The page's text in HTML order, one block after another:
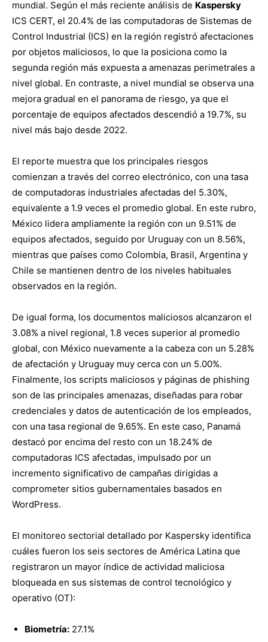
mundial. Según el más reciente análisis de Kaspersky
ICS CERT, el 20.4% de las computadoras de Sistemas de
Control Industrial (ICS) en la región registró afectaciones
por objetos maliciosos, lo que la posiciona como la
segunda región más expuesta a amenazas perimetrales a
nivel global. En contraste, a nivel mundial se observa una
mejora gradual en el panorama de riesgo, ya que el
porcentaje de equipos afectados descendió a 19.7%, su
nivel más bajo desde 2022.
El reporte muestra que los principales riesgos
comienzan a través del correo electrónico, con una tasa
de computadoras industriales afectadas del 5.30%,
equivalente a 1.9 veces el promedio global. En este rubro,
México lidera ampliamente la región con un 9.51% de
equipos afectados, seguido por Uruguay con un 8.56%,
mientras que países como Colombia, Brasil, Argentina y
Chile se mantienen dentro de los niveles habituales
observados en la región.
De igual forma, los documentos maliciosos alcanzaron el
3.08% a nivel regional, 1.8 veces superior al promedio
global, con México nuevamente a la cabeza con un 5.28%
de afectación y Uruguay muy cerca con un 5.00%.
Finalmente, los scripts maliciosos y páginas de phishing
son de las principales amenazas, diseñadas para robar
credenciales y datos de autenticación de los empleados,
con una tasa regional de 9.65%. En este caso, Panamá
destacó por encima del resto con un 18.24% de
computadoras ICS afectadas, impulsado por un
incremento significativo de campañas dirigidas a
comprometer sitios gubernamentales basados en
WordPress.
El monitoreo sectorial detallado por Kaspersky identifica
cuáles fueron los seis sectores de América Latina que
registraron un mayor índice de actividad maliciosa
bloqueada en sus sistemas de control tecnológico y
operativo (OT):
Biometría: 27.1%